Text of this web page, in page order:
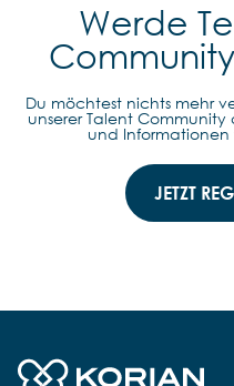
Werde
Du möchtest nichts mehr
unserer Talent
und Informationen
JETZT